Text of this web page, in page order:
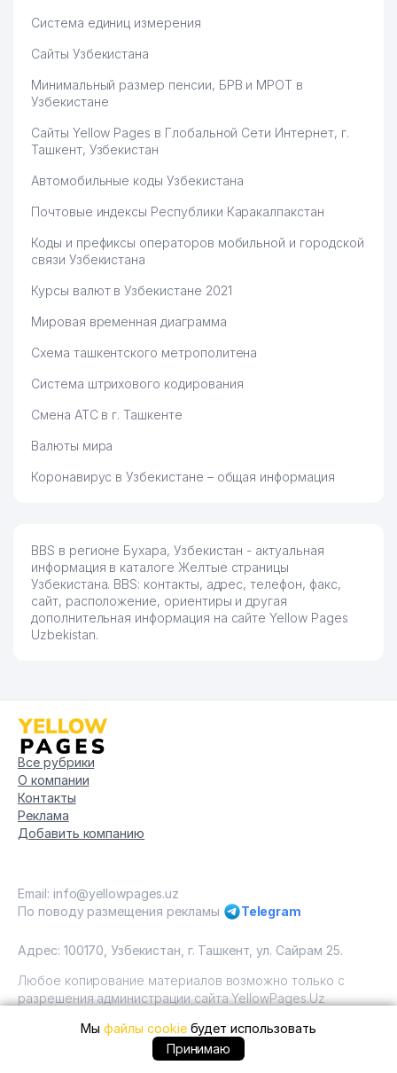
Система единиц измерения
Сайты Узбекистана
Минимальный размер пенсии, БРВ и МРОТ в
Узбекистане
Сайты Yellow Pages в Глобальной Сети Интернет, г.
Ташкент, Узбекистан
Автомобильные коды Узбекистана
Почтовые индексы Республики Каракалпакстан
Коды и префиксы операторов мобильной и городской
связи Узбекистана
Курсы валют в Узбекистане 2021
Мировая временная диаграмма
Схема ташкентского метрополитена
Система штрихового кодирования
Смена АТС в г. Ташкенте
Валюты мира
Коронавирус в Узбекистане – общая информация
BBS в регионе Бухара, Узбекистан - актуальная
информация в каталоге Желтые страницы
Узбекистана. BBS: контакты, адрес, телефон, факс,
сайт, расположение, ориентиры и другая
дополнительная информация на сайте Yellow Pages
Uzbekistan.
+99893 ... позвонить
Все рубрики
О компании
Контакты
Реклама
Добавить компанию
Email: info@yellowpages.uz
По поводу размещения рекламы
Telegram
Адрес: 100170, Узбекистан, г. Ташкент, ул. Сайрам 25.
Любое копирование материалов возможно только с
разрешения администрации сайта YellowPages.Uz
Copyright © Yellow Pages Uzbekistan, 2009 - 2026 / ООО
"Yellow Pages". Все права защищены All rights reserved.
Мыфайлы cookieбудет использовать
Принимаю